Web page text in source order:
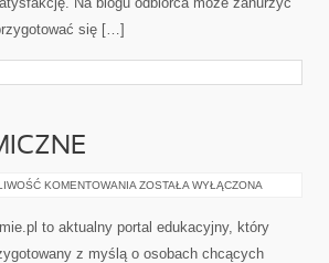
się […]
KOMENTOWANIA BEZPIECZEŃSTWO
ZOSTAŁA WYŁĄCZONA
to aktualny portal edukacyjny, który
z myślą o osobach chcących